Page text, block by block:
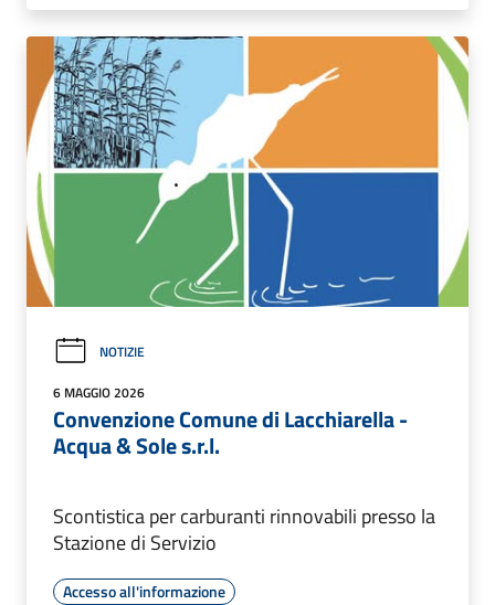
NOTIZIE
6 MAGGIO 2026
Convenzione Comune di Lacchiarella -
Acqua & Sole s.r.l.
Scontistica per carburanti rinnovabili presso la
Stazione di Servizio
Accesso all'informazione